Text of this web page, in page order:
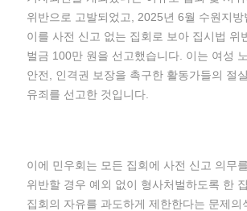
위반으로 고발되었고, 2025년 6월 수원지방
이를 사전 신고 없는 집회로 보아 집시법 위
벌금 100만 원을 선고했습니다. 이는 여성
안전, 인격권 보장을 촉구한 활동가들의 절
유죄를 선고한 것입니다.
이에 민우회는 모든 집회에 사전 신고 의무
위반할 경우 예외 없이 형사처벌하도록 한
집회의 자유를 과도하게 제한한다는 문제의